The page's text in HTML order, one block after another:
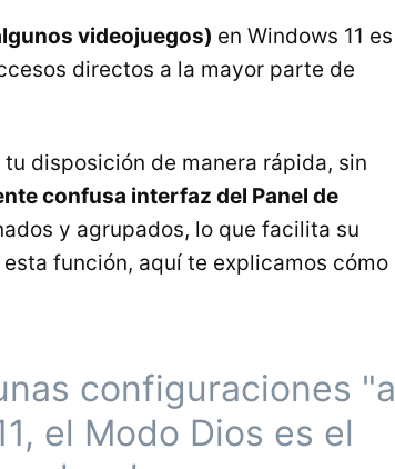
videojuegos) en Windows 11 es
directos a la mayor parte de
disposición de manera rápida, sin
confusa interfaz del Panel de
y agrupados, lo que facilita su
función, aquí te explicamos cómo
configuraciones "a
el Modo Dios es el